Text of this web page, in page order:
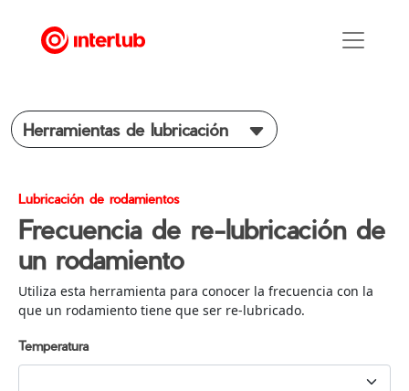
Herramientas de lubricación
Lubricación de rodamientos
Frecuencia de re-lubricación de
un rodamiento
Utiliza esta herramienta para conocer la frecuencia con la
que un rodamiento tiene que ser re-lubricado.
Temperatura